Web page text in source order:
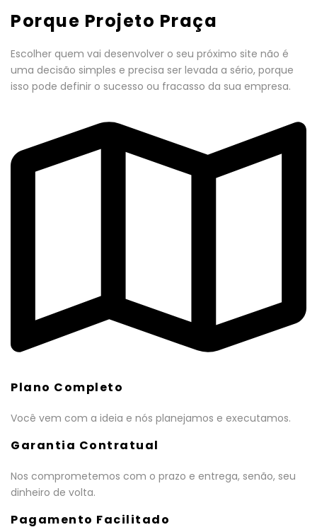
Porque Projeto Praça
Escolher quem vai desenvolver o seu próximo site não é
uma decisão simples e precisa ser levada a sério, porque
isso pode definir o sucesso ou fracasso da sua empresa.
Plano Completo
Você vem com a ideia e nós planejamos e executamos.
Garantia Contratual
Nos comprometemos com o prazo e entrega, senão, seu
dinheiro de volta.
Pagamento Facilitado